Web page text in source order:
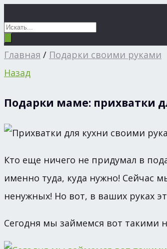
Главная / Подарки своими руками
Назад
Подарки маме: прихватки
Кто еще ничего не придумал в
именно туда, куда нужно! Сейчас
ненужных! Но вот, в ваших руках
Сегодня мы займемся вот такими